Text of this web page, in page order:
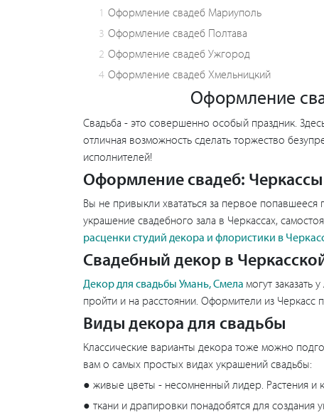
1 Оформление свадеб Мариуполь
3 Оформление свадеб Полтава
2 Оформление свадеб Ужгород
4 Оформление свадеб Хмельницкий
Оформление
Свадьба - это совершенно особый праздник.
отличная возможность сделать торжество
исполнителей!
Оформление свадеб:
Вы не привыкли хвататься за первое
украшение свадебного зала в Черкассах,
расценки студий декора и флористики в
Свадебный декор в
Декор для свадьбы Умань, Смела могут заказать
пройти и на расстоянии. Оформители из Черкасс
Виды декора для свадьбы
Классические варианты декора тоже можно
вам о самых простых видах украшений свадьбы:
● живые цветы - несомненный лидер. Растения и
● ткани и драпировки понадобятся для создания